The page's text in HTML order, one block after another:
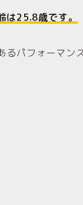
は25.8歳です。
るパフォーマン